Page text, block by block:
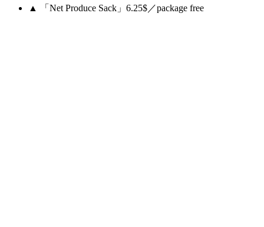
▲ 「Net Produce Sack」6.25$／package free